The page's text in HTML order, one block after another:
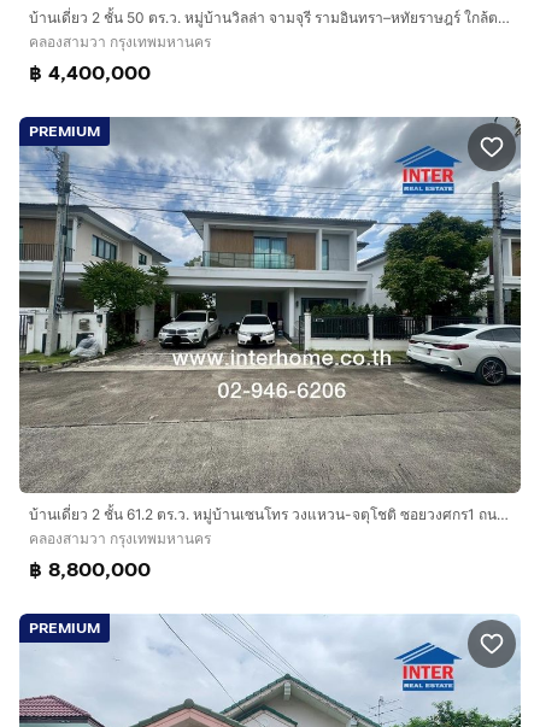
บ้านเดี่ยว 2 ชั้น 50 ตร.ว. หมู่บ้านวิลล่า จามจุรี รามอินทรา–หทัยราษฎร์ ใกล้ตลาดหทัยมิตร ถนนหทัยราษฎร์ เขตคลองสามวา กรุงเทพมหานคร
คลองสามวา กรุงเทพมหานคร
฿ 4,400,000
PREMIUM
บ้านเดี่ยว 2 ชั้น 61.2 ตร.ว. หมู่บ้านเซนโทร วงแหวน-จตุโชติ ซอยวงศกร1 ถนนคู่ขนานกาญจนาภิเษก(3902) ถนนหทัยราษฎร์ เขตคลองสามวา กรุงเทพมหานคร
คลองสามวา กรุงเทพมหานคร
฿ 8,800,000
PREMIUM